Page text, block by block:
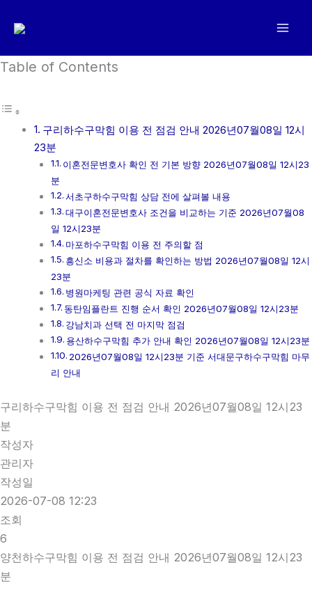
로
너
Table of Contents
구리하수구막힘 이용 전 점검 안내 2026년07월08일 12시
23분
이혼전문변호사 확인 전 기본 방향 2026년07월08일 12시23
분
서초구하수구막힘 상담 전에 살펴볼 내용
대구이혼전문변호사 조건을 비교하는 기준 2026년07월08
일 12시23분
마포하수구막힘 이용 전 주의할 점
흥신소 비용과 절차를 확인하는 방법 2026년07월08일 12시
23분
병원마케팅 관련 공식 자료 확인
동탄임플란트 진행 순서 확인 2026년07월08일 12시23분
강남치과 선택 전 마지막 점검
용산하수구막힘 추가 안내 확인 2026년07월08일 12시23분
2026년07월08일 12시23분 기준 서대문구하수구막힘 마무
리 안내
구리하수구막힘 이용 전 점검 안내 2026년07월08일 12시23
분
작성자
관리자
작성일
2026-07-08 12:23
조회
6
양천하수구막힘 이용 전 점검 안내 2026년07월08일 12시23
분